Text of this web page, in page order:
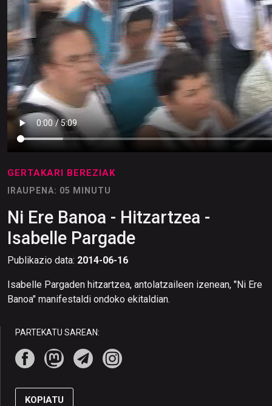
GERTAKARI BEREZIAK
IRAUPENA: 05 MINUTU
Ni Ere Banoa - Hitzartzea -
Isabelle Pargade
Publikazio data: 2014-06-16
Isabelle Pargaden hitzartzea, antolatzaileen izenean, "Ni Ere
Banoa" manifestaldi ondoko ekitaldian.
PARTEKATU SAREAN:
KOPIATU